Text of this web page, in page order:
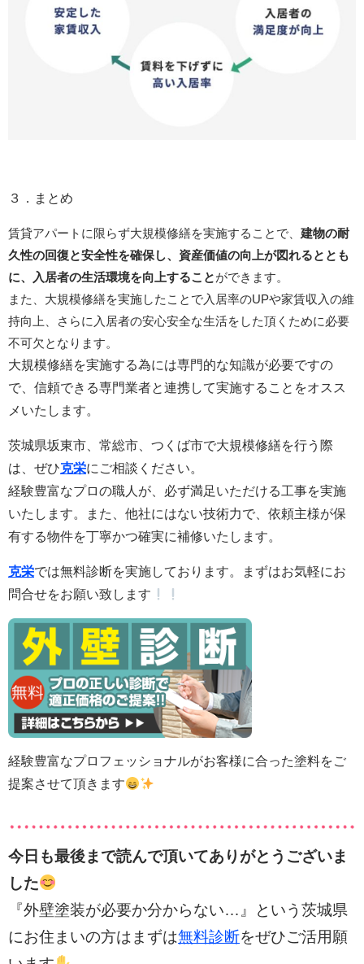
３．まとめ
賃貸アパートに限らず大規模修繕を実施することで、 建物の耐
久性の回復と安全性を確保し、資産価値の向上が図れるととも
に、入居者の生活環境を向上することができます。
また、大規模修繕を実施したことで入居率のUPや家賃収入の維
持向上、さらに入居者の安心安全な生活をした頂くために必要
不可欠となります。
大規模修繕を実施する為には専門的な知識が必要ですの
で、信頼できる専門業者と連携して実施することをオスス
メいたします。
茨城県坂東市、常総市、つくば市で大規模修繕を行う際
は、ぜひ克栄にご相談ください。
経験豊富なプロの職人が、必ず満足いただける工事を実施
いたします。また
、他社にはない技術力で、依頼主様が保
有する物件を丁寧かつ確実に補修いたします。
克栄では無料診断を実施しております。まずはお気軽にお
問合せをお願い致します
経験豊富なプロフェッショナルがお客様に合った塗料をご
提案させて頂きます
今日も最後まで読んで頂いてありがとうございま
した
『外壁塗装が必要か分からない…』という茨城県
にお住まいの方はまずは無料診断をぜひご活用願